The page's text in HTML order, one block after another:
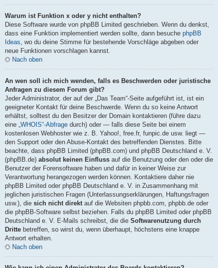
Warum ist Funktion x oder y nicht enthalten?
Diese Software wurde von phpBB Limited geschrieben. Wenn du denkst,
dass eine Funktion implementiert werden sollte, dann besuche phpBB
Ideas, wo du deine Stimme für bestehende Vorschläge abgeben oder
neue Funktionen vorschlagen kannst.
Nach oben
An wen soll ich mich wenden, falls es Beschwerden oder juristische
Anfragen zu diesem Forum gibt?
Jeder Administrator, der auf der „Das Team“-Seite aufgeführt ist, ist ein
geeigneter Kontakt für deine Beschwerde. Wenn du so keine Antwort
erhältst, solltest du den Besitzer der Domain kontaktieren (führe dazu
eine „WHOIS“-Abfrage durch) oder — falls diese Seite bei einem
kostenlosen Webhoster wie z. B. Yahoo!, free.fr, funpic.de usw. liegt —
den Support oder den Abuse-Kontakt des betreffenden Dienstes. Bitte
beachte, dass phpBB Limited (phpBB.com) und phpBB Deutschland e. V.
(phpBB.de) absolut keinen Einfluss auf die Benutzung oder den oder die
Benutzer der Forensoftware haben und dafür in keiner Weise zur
Verantwortung herangezogen werden können. Kontaktiere daher nie
phpBB Limited oder phpBB Deutschland e. V. in Zusammenhang mit
jeglichen juristischen Fragen (Unterlassungserklärungen, Haftungsfragen
usw.), die sich nicht direkt auf die Websiten phpbb.com, phpbb.de oder
die phpBB-Software selbst beziehen. Falls du phpBB Limited oder phpBB
Deutschland e. V. E-Mails schreibst, die die Softwarenutzung durch
Dritte betreffen, so wirst du, wenn überhaupt, höchstens eine knappe
Antwort erhalten.
Nach oben